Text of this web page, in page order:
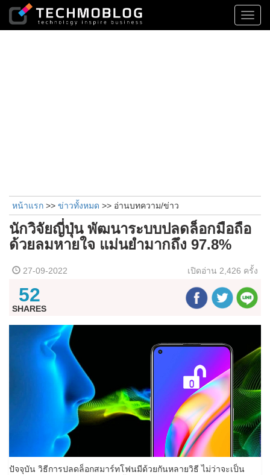
หน้าแรก >> ข่าวทั้งหมด >> อ่านบทความ/ข่าว
นักวิจัยญี่ปุ่น พัฒนาระบบปลดล็อกมือถือ
ด้วยลมหายใจ แม่นยำมากถึง 97.8%
27-09-2022 เปิดอ่าน 2,426 ครั้ง
52
SHARES
ปัจจุบัน วิธีการปลดล็อกสมาร์ทโฟนมีด้วยกันหลายวิธี ไม่ว่าจะเป็น